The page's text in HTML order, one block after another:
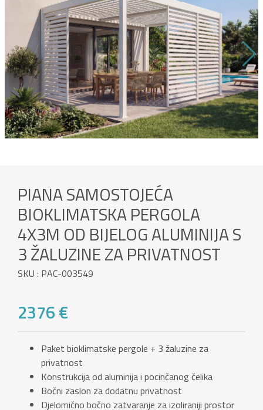
PIANA SAMOSTOJEĆA
BIOKLIMATSKA PERGOLA
4X3M OD BIJELOG ALUMINIJA S
3 ŽALUZINE ZA PRIVATNOST
SKU : PAC-003549
2376 €
Paket bioklimatske pergole + 3 žaluzine za
privatnost
Konstrukcija od aluminija i pocinčanog čelika
Bočni zaslon za dodatnu privatnost
Djelomično bočno zatvaranje za izoliraniji prostor